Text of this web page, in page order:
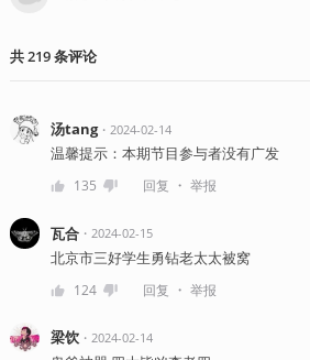
共219条评论
汤tang・ 2024-02-14
温馨提示：本期节目参与者没有广发
135 回复 ・ 举报
瓦合・ 2024-02-15
北京市三好学生勇钻老太太被窝
124 回复 ・ 举报
梁饮・ 2024-02-14